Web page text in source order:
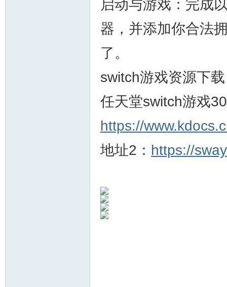
启动与游戏：完成
器，并添加你合法
了。
switch游戏资源下
任天堂switch游戏
https://
地址2： https://